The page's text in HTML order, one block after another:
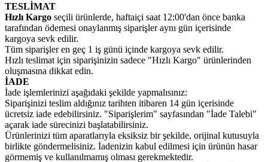
TESLİMAT
Hızlı Kargo seçili ürünlerde, haftaiçi saat 12:00'dan önce banka
tarafından ödemesi onaylanmış siparişler aynı gün içerisinde
kargoya sevk edilir.
Tüm siparişler en geç 1 iş günü içinde kargoya sevk edilir.
Hızlı teslimat için siparişinizin sadece "Hızlı Kargo" ürünlerinden
oluşmasına dikkat edin.
İADE
İade işlemlerinizi aşağıdaki şekilde yapmalısınız:
Siparişinizi teslim aldığınız tarihten itibaren 14 gün içerisinde
ücretsiz iade edebilirsiniz. "Siparişlerim" sayfasından "İade Talebi"
açarak iade sürecinizi başlatabilirsiniz.
Ürünlerinizi tüm aparatlarıyla eksiksiz bir şekilde, orijinal kutusuyla
birlikte göndermelisiniz. İadenizin kabul edilmesi için ürünün hasar
görmemiş ve kullanılmamış olması gerekmektedir.